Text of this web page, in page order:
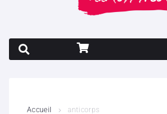
Accueil anticorps